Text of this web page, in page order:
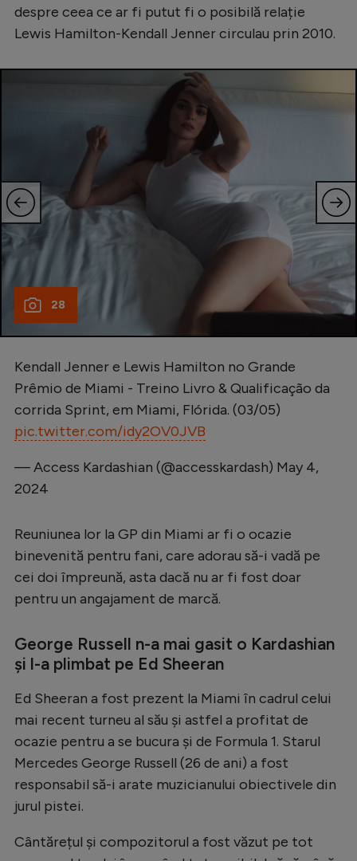
despre ceea ce ar fi putut fi o posibilă relație
Lewis Hamilton-Kendall Jenner circulau prin 2010.
28
Kendall Jenner e Lewis Hamilton no Grande
Prêmio de Miami - Treino Livro & Qualificação da
corrida Sprint, em Miami, Flórida. (03/05)
pic.twitter.com/idy2OV0JVB
— Access Kardashian (@accesskardash) May 4,
2024
Reuniunea lor la GP din Miami ar fi o ocazie
binevenită pentru fani, care adorau să-i vadă pe
cei doi împreună, asta dacă nu ar fi fost doar
pentru un angajament de marcă.
George Russell n-a mai gasit o Kardashian
și l-a plimbat pe Ed Sheeran
Ed Sheeran a fost prezent la Miami în cadrul celui
mai recent turneu al său și astfel a profitat de
ocazie pentru a se bucura și de Formula 1. Starul
Mercedes George Russell (26 de ani) a fost
responsabil să-i arate muzicianului obiectivele din
jurul pistei.
Cântărețul și compozitorul a fost văzut pe tot